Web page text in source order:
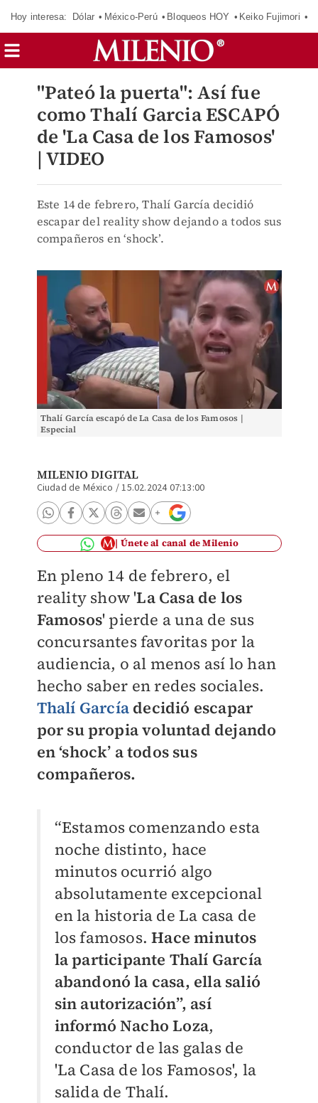
Hoy interesa: Dólar México-Perú Bloqueos HOY Keiko Fujimori
"Pateó la puerta": Así fue
como Thalí Garcia ESCAPÓ
de 'La Casa de los Famosos'
| VIDEO
Este 14 de febrero, Thalí García decidió
escapar del reality show dejando a todos sus
compañeros en ‘shock’.
Thalí García escapó de La Casa de los Famosos |
Especial
MILENIO DIGITAL
Ciudad de México /15.02.2024 07:13:00
Únete al canal de Milenio
En pleno 14 de febrero, el
reality show 'La Casa de los
Famosos' pierde a una de sus
concursantes favoritas por la
audiencia, o al menos así lo han
hecho saber en redes sociales.
Thalí Garcíadecidió escapar
por su propia voluntad dejando
en ‘shock’ a todos sus
compañeros.
“Estamos comenzando esta
noche distinto, hace
minutos ocurrió algo
absolutamente excepcional
en la historia de La casa de
los famosos.Hace minutos
la participante Thalí García
abandonó la casa, ella salió
sin autorización”, así
informó Nacho Loza,
conductor de las galas de
'La Casa de los Famosos', la
salida de Thalí.